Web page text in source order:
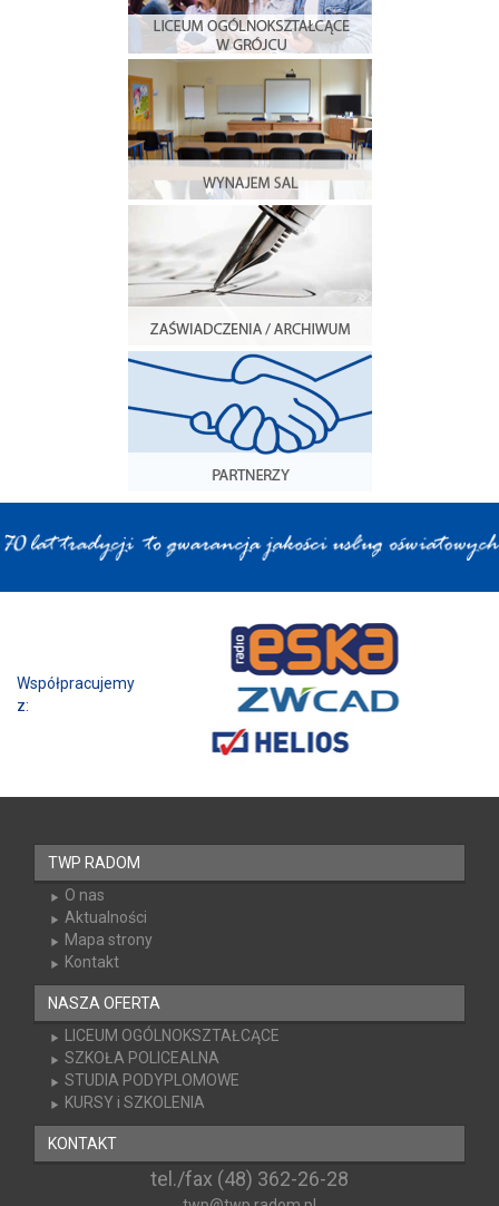
Współpracujemy z:
TWP RADOM
O nas
Aktualności
Mapa strony
Kontakt
NASZA OFERTA
LICEUM OGÓLNOKSZTAŁCĄCE
SZKOŁA POLICEALNA
STUDIA PODYPLOMOWE
KURSY i SZKOLENIA
KONTAKT
tel./fax (48) 362-26-28